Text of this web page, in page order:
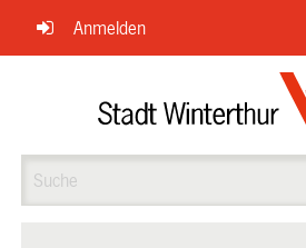
Navigation
überspringen
Anmelden